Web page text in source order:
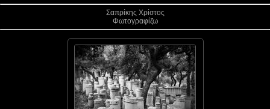
Σαπρίκης Χρίστος
Φωτογραφίζω